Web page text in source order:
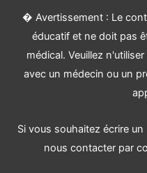
� Avertissement : Le
éducatif et ne doit pas
médical. Veuillez
avec un médecin ou un
Si vous souhaitez écrire
nous contacter par